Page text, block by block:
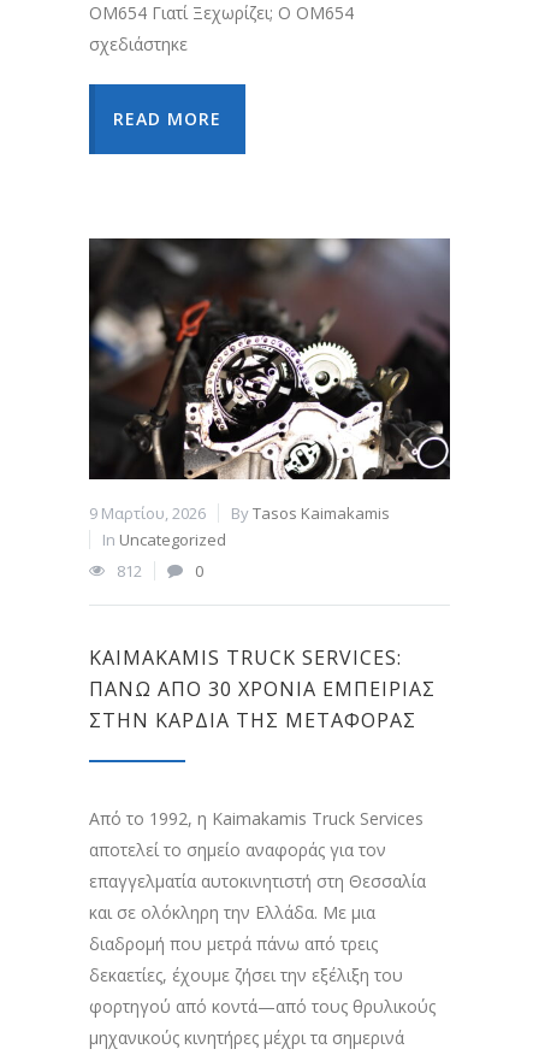
OM654 Γιατί Ξεχωρίζει; Ο OM654
σχεδιάστηκε
READ MORE
9 Μαρτίου, 2026 ByTasos Kaimakamis
In Uncategorized
812
0
KAIMAKAMIS TRUCK SERVICES:
ΠΆΝΩ ΑΠΌ 30 ΧΡΌΝΙΑ ΕΜΠΕΙΡΊΑΣ
ΣΤΗΝ ΚΑΡΔΙΆ ΤΗΣ ΜΕΤΑΦΟΡΆΣ
Από το 1992, η Kaimakamis Truck Services
αποτελεί το σημείο αναφοράς για τον
επαγγελματία αυτοκινητιστή στη Θεσσαλία
και σε ολόκληρη την Ελλάδα. Με μια
διαδρομή που μετρά πάνω από τρεις
δεκαετίες, έχουμε ζήσει την εξέλιξη του
φορτηγού από κοντά—από τους θρυλικούς
μηχανικούς κινητήρες μέχρι τα σημερινά